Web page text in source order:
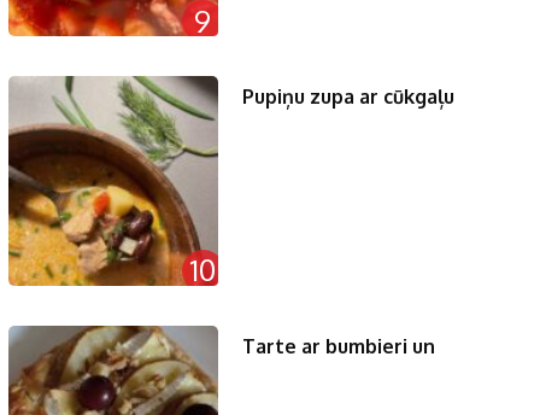
9
10
Pupiņu zupa ar cūkgaļu
Tarte ar bumbieri un